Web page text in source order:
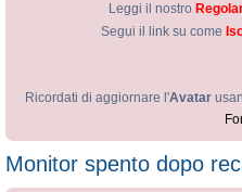
Leggi il nostro
Segui il link su come
Ricordati di aggiornare l'Avatar
Monitor spento dopo